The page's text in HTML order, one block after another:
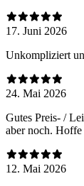
17. Juni 2026
Unkompliziert
24. Mai 2026
Gutes Preis- /
aber noch. Hoffe
12. Mai 2026